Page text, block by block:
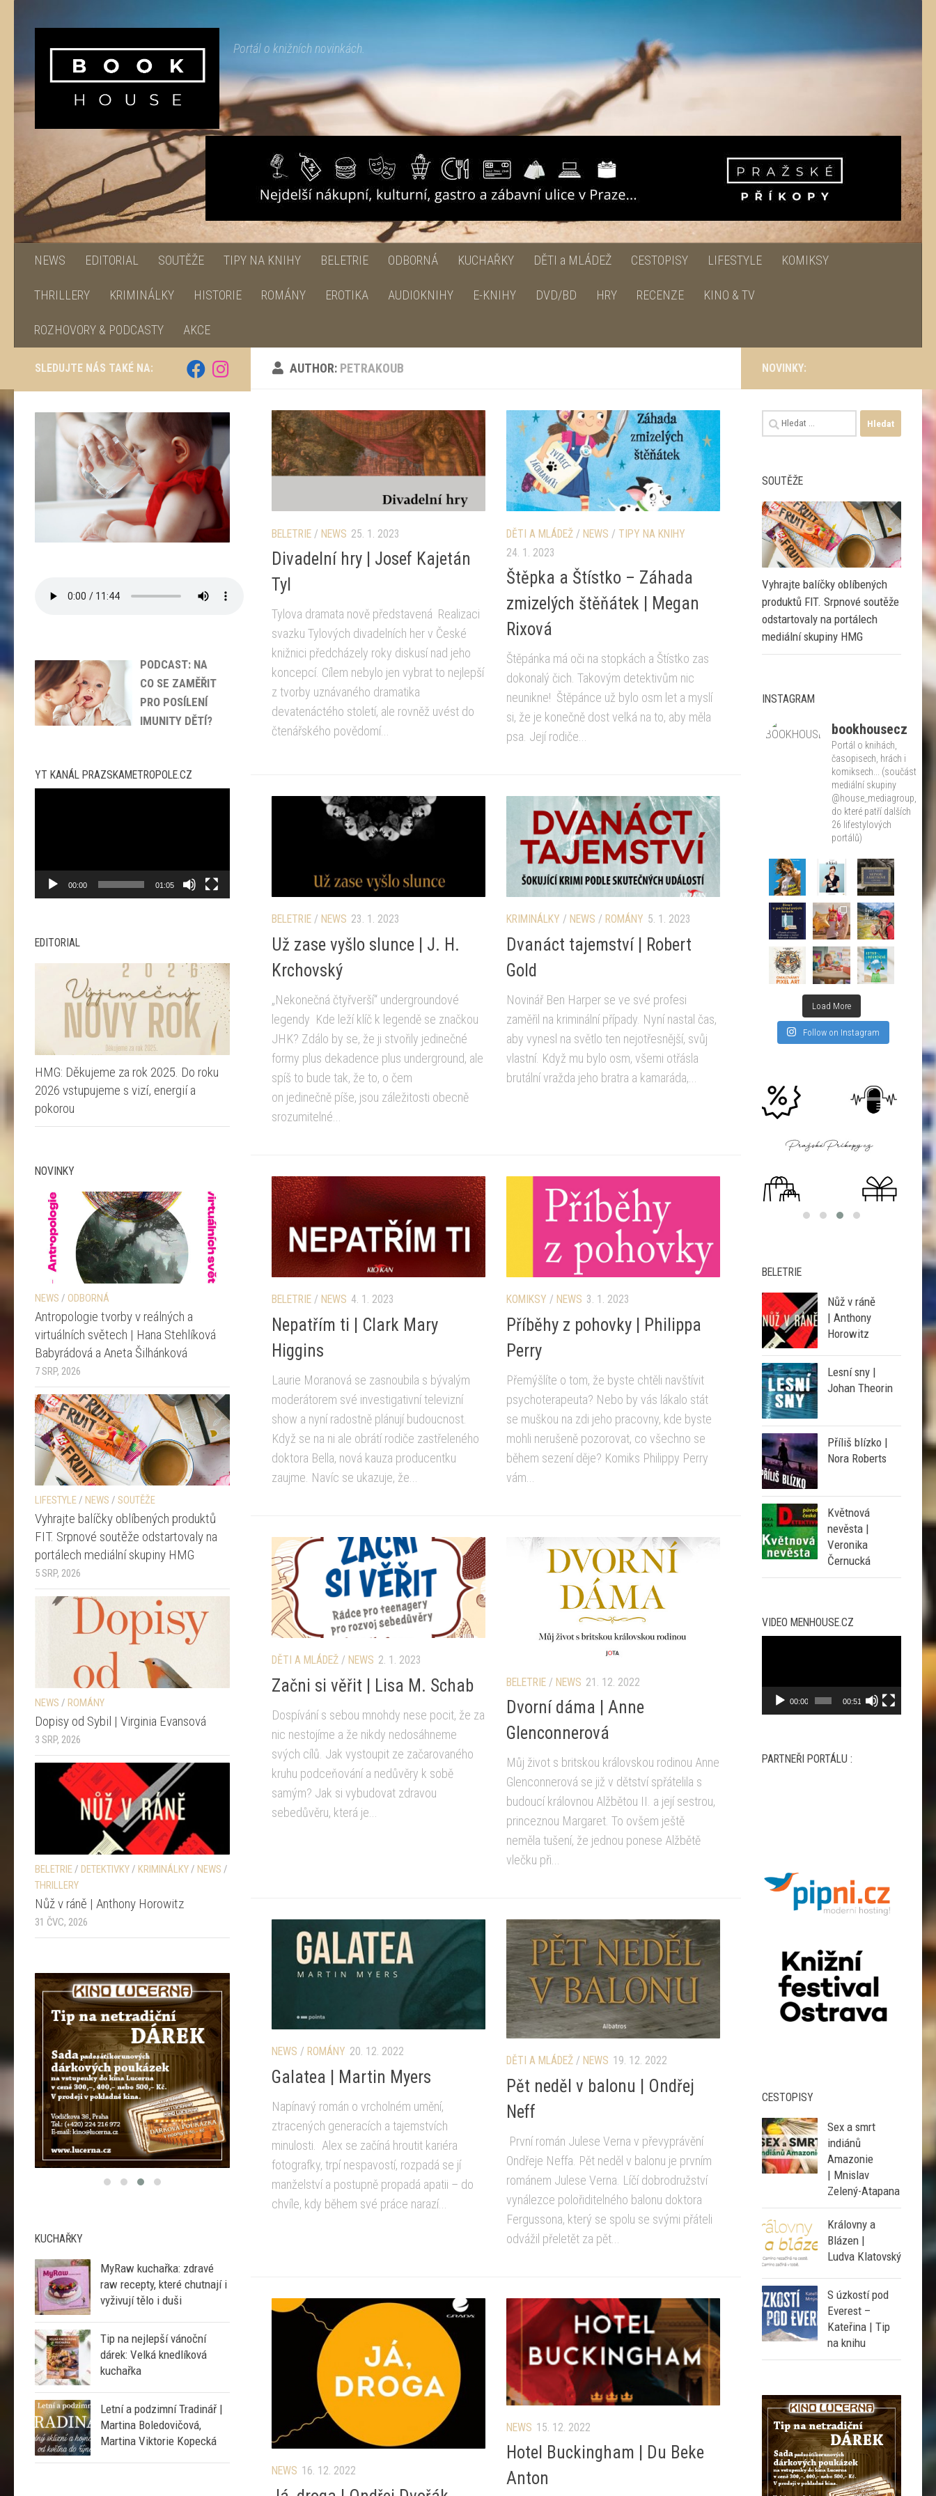
Portál o knižních novinkách.
NEWS EDITORIAL SOUTĚŽE TIPY NA KNIHY BELETRIE ODBORNÁ KUCHAŘKY DĚTI a MLÁDEŽ CESTOPISY LIFESTYLE KOMIKSY
THRILLERY KRIMINÁLKY HISTORIE ROMÁNY EROTIKA AUDIOKNIHY E-KNIHY DVD/BD HRY RECENZE KINO & TV
ROZHOVORY & PODCASTY AKCE
AUTHOR: PETRAKOUB
BELETRIE / NEWS 25. 1. 2023
Divadelní hry | Josef Kajetán
Tyl
Tylova dramata nově představená Realizaci
svazku Tylových divadelních her v České
knižnici předcházely roky diskusí nad jeho
koncepcí. Cílem nebylo jen vybrat to nejlepší
z tvorby uznávaného dramatika
devatenáctého století, ale rovněž uvést do
čtenářského povědomí...
DĚTI A MLÁDEŽ / NEWS / TIPY NA KNIHY
24. 1. 2023
Štěpka a Štístko – Záhada
zmizelých štěňátek | Megan
Rixová
Štěpánka má oči na stopkách a Štístko zas
dokonalý čich. Takovým detektivům nic
neunikne! Štěpánce už bylo osm let a myslí
si, že je konečně dost velká na to, aby měla
psa. Její rodiče...
BELETRIE / NEWS 23. 1. 2023
Už zase vyšlo slunce | J. H.
Krchovský
„Nekonečná čtyřverší“ undergroundové
legendy Kde leží klíč k legendě se značkou
JHK? Zdálo by se, že ji stvořily jedinečné
formy plus dekadence plus underground, ale
spíš to bude tak, že to, o čem
on jedinečně píše, jsou záležitosti obecně
srozumitelné...
KRIMINÁLKY / NEWS / ROMÁNY 5. 1. 2023
Dvanáct tajemství | Robert
Gold
Novinář Ben Harper se ve své profesi
zaměřil na kriminální případy. Nyní nastal čas,
aby vynesl na světlo ten nejotřesnější, svůj
vlastní. Když mu bylo osm, všemi otřásla
brutální vražda jeho bratra a kamaráda,...
BELETRIE / NEWS 4. 1. 2023
Nepatřím ti | Clark Mary
Higgins
Laurie Moranová se zasnoubila s bývalým
moderátorem své investigativní televizní
show a nyní radostně plánují budoucnost.
Když se na ni ale obrátí rodiče zastřeleného
doktora Bella, nová kauza producentku
zaujme. Navíc se ukazuje, že...
KOMIKSY / NEWS 3. 1. 2023
Příběhy z pohovky | Philippa
Perry
Přemýšlíte o tom, že byste chtěli navštívit
psychoterapeuta? Nebo by vás lákalo stát
se muškou na zdi jeho pracovny, kde byste
mohli nerušeně pozorovat, co všechno se
během sezení děje? Komiks Philippy Perry
vám...
DĚTI A MLÁDEŽ / NEWS 2. 1. 2023
Začni si věřit | Lisa M. Schab
Dospívání s sebou mnohdy nese pocit, že za
nic nestojíme a že nikdy nedosáhneme
svých cílů. Jak vystoupit ze začarovaného
kruhu podceňování a nedůvěry k sobě
samým? Jak si vybudovat zdravou
sebedůvěru, která je...
BELETRIE / NEWS 21. 12. 2022
Dvorní dáma | Anne
Glenconnerová
Můj život s britskou královskou rodinou Anne
Glenconnerová se již v dětství spřá­telila s
budoucí královnou Alžbětou II. a její sestrou,
princeznou Margaret. To ovšem ještě
neměla tušení, že jednou ponese Alžbětě
vlečku při...
NEWS / ROMÁNY 20. 12. 2022
Galatea | Martin Myers
Napínavý román o vrcholném umění,
ztracených generacích a tajemstvích
minulosti. Alex se začíná hroutit kariéra
fotografky, trpí nespavostí, rozpadá se jí
manželství a postupně propadá apatii – do
chvíle, kdy během své práce narazí...
DĚTI A MLÁDEŽ / NEWS 19. 12. 2022
Pět neděl v balonu | Ondřej
Neff
První román Julese Verna v převyprávění
Ondřeje Neffa. Pět neděl v balonu je prvním
románem Julese Verna. Líčí dobrodružství
vynálezce polořiditelného balonu doktora
Fergussona, který se spolu se svými přáteli
odvážil přeletět za pět...
NEWS 16. 12. 2022
NEWS 15. 12. 2022
Hotel Buckingham | Du Beke
Anton
SLEDUJTE NÁS TAKÉ NA:
PODCAST: NA
CO SE ZAMĚŘIT
PRO POSÍLENÍ
IMUNITY DĚTÍ?
YT KANÁL PRAZSKAMETROPOLE.CZ
00:00 01:05
EDITORIAL
HMG: Děkujeme za rok 2025. Do roku
2026 vstupujeme s vizí, energií a
pokorou
NOVINKY
NEWS / ODBORNÁ
Antropologie tvorby v reálných a
virtuálních světech | Hana Stehlíková
Babyrádová a Aneta Šilhánková
7 SRP, 2026
LIFESTYLE/ NEWS / SOUTĚŽE
Vyhrajte balíčky oblíbených produktů
FIT. Srpnové soutěže odstartovaly na
portálech mediální skupiny HMG
5 SRP, 2026
NEWS / ROMÁNY
Dopisy od Sybil | Virginia Evansová
3 SRP, 2026
BELETRIE/ DETEKTIVKY/ KRIMINÁLKY/ NEWS /
THRILLERY
Nůž v ráně | Anthony Horowitz
31 ČVC, 2026
KUCHAŘKY
MyRaw kuchařka: zdravé
raw recepty, které chutnají i
vyživují tělo i duši
Tip na nejlepší vánoční
dárek: Velká knedlíková
kuchařka
Letní a podzimní Tradinář |
Martina Boledovičová,
Martina Viktorie Kopecká
NOVINKY:
Vyhledávání
SOUTĚŽE
Vyhrajte balíčky oblíbených
produktů FIT. Srpnové soutěže
odstartovaly na portálech
mediální skupiny HMG
INSTAGRAM
bookhousecz
Portál o knihách,
časopisech, hrách i
komiksech... (součást
mediální skupiny
@house_mediagroup,
do které patří dalších
26 lifestylových
portálů)
Load More
Follow on Instagram
BELETRIE
Nůž v ráně
| Anthony
Horowitz
Lesní sny |
Johan Theorin
Příliš blízko |
Nora Roberts
Květnová
nevěsta |
Veronika
Černucká
VIDEO MENHOUSE.CZ
00:00 00:51
PARTNEŘI PORTÁLU :
CESTOPISY
Sex a smrt
indiánů
Amazonie
| Mnislav
Zelený-Atapana
Královny a
Blázen |
Ludva Klatovský
S úzkostí pod
Everest –
Kateřina | Tip
na knihu